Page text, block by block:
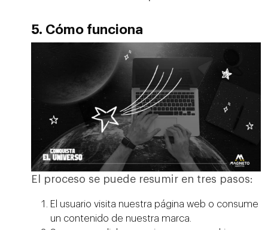
5. Cómo funciona
El proceso se puede resumir en tres pasos:
El usuario visita nuestra página web o consume
un contenido de nuestra marca.